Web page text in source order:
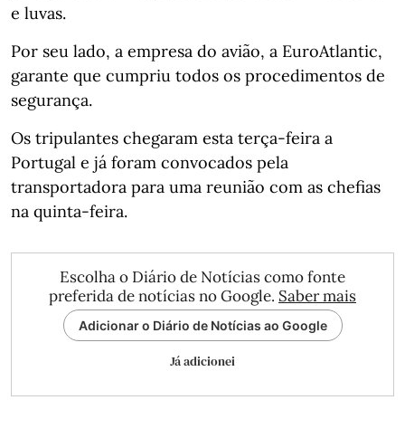
e luvas.
Por seu lado, a empresa do avião, a EuroAtlantic,
garante que cumpriu todos os procedimentos de
segurança.
Os tripulantes chegaram esta terça-feira a
Portugal e já foram convocados pela
transportadora para uma reunião com as chefias
na quinta-feira.
Escolha o Diário de Notícias como fonte
preferida de notícias no Google. Saber mais
Adicionar o Diário de Notícias ao Google
Já adicionei